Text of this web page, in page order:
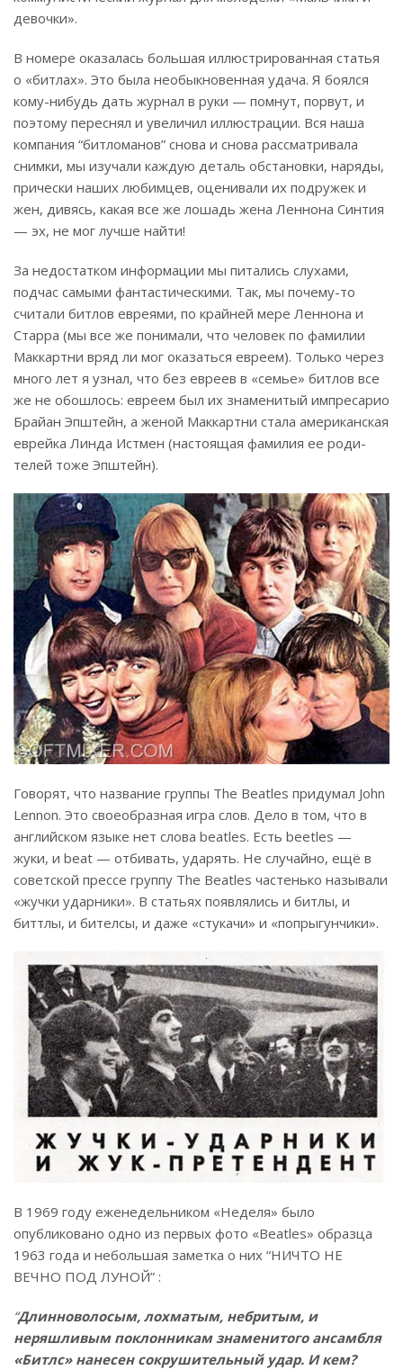
девоч­ки».
В номере оказалась большая иллюстрированная статья
о «битлах». Это была необыкновен­ная удача. Я боялся
кому-нибудь дать журнал в руки — помнут, по­рвут, и
поэтому переснял и увеличил иллюстрации. Вся наша
ком­пания “битломанов” снова и снова рассматривала
снимки, мы изучали каждую деталь обстановки, наря­ды,
прически наших любимцев, оценивали их подружек и
жен, дивясь, какая все же лошадь жена Леннона Синтия
— эх, не мог лучше найти!
За недостатком информации мы питались слухами,
подчас самыми фантастическими. Так, мы почему-то
считали битлов евреями, по край­ней мере Леннона и
Старра (мы все же понимали, что человек по фами­лии
Маккартни вряд ли мог оказать­ся евреем). Только через
много лет я узнал, что без евреев в «семье» битлов все
же не обошлось: евреем был их знаменитый импресарио
Брайан Эпштейн, а женой Маккартни стала американская
еврейка Линда Истмен (настоящая фамилия ее роди­
телей тоже Эпштейн).
Говорят, что название группы The Beatles придумал John
Lennon. Это своеобразная игра слов. Дело в том, что в
английском языке нет слова beatles. Есть beetles —
жуки, и beat — отбивать, ударять. Не случайно, ещё в
советской прессе группу The Beatles частенько называли
«жучки ударники». В статьях появлялись и битлы, и
биттлы, и бителсы, и даже «стукачи» и «попрыгунчики».
В 1969 году еженедельником «Неделя» было
опубликовано одно из первых фото «Beatles» образца
1963 года и небольшая заметка о них “НИЧТО НЕ
ВЕЧНО ПОД ЛУНОЙ” :
“Длинноволосым, лохматым, небритым, и
неряшливым поклонникам знаменитого ансамбля
«Битлс» нанесен сокрушительный удар. И кем?